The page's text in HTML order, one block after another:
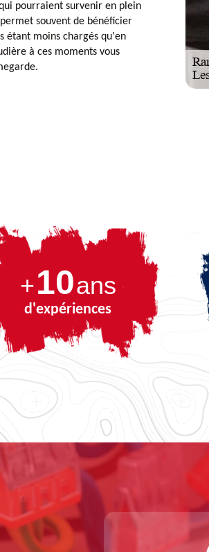
pourraient survenir en plein
souvent de bénéficier
étant moins chargés qu'en
à ces moments vous
+10ans
d'expériences